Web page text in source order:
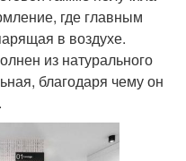
где главным
в воздухе.
из натурального
благодаря чему он